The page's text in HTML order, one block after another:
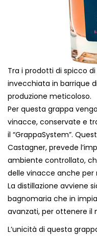
Tra i prodotti di spicco
invecchiata in barrique
produzione meticoloso.
Per questa grappa
vinacce, conservate e
il “GrappaSystem”.
Castagner, prevede
ambiente controllato,
delle vinacce anche per
La distillazione avviene
bagnomaria che in
avanzati, per ottenere il
L’unicità di questa